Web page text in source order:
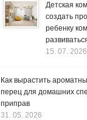
Детская
создать
ребенку
15. 07. 2026
Как вырастить
перец для домашних
приправ
31. 05. 2026